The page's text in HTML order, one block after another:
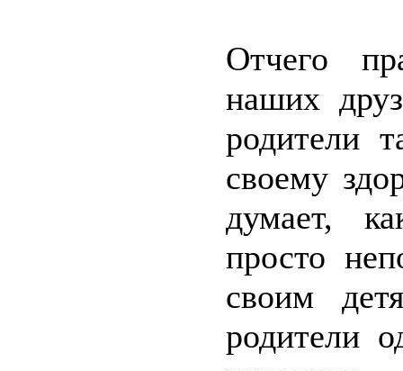
Отчего
наших
родители
своему
думает,
просто
своим
родители